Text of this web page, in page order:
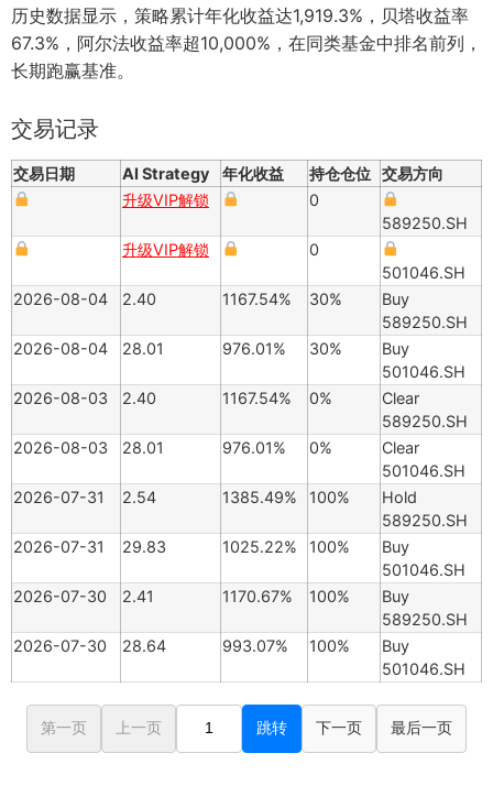
历史数据显示，策略累计年化收益达1,919.3%，贝塔收益率
67.3%，阿尔法收益率超10,000%，在同类基金中排名前列，
长期跑赢基准。
交易记录
交易日期 AI Strategy 年化收益 持仓仓位 交易方向
升级VIP解锁
0
589250.SH
升级VIP解锁
0
501046.SH
2026-08-04
2.40 1167.54% 30%
Buy
589250.SH
2026-08-04
28.01 976.01% 30%
Buy
501046.SH
2026-08-03
2.40 1167.54% 0%
Clear
589250.SH
2026-08-03
28.01 976.01% 0%
Clear
501046.SH
2026-07-31
2.54 1385.49% 100%
Hold
589250.SH
2026-07-31
29.83 1025.22% 100%
Buy
501046.SH
2026-07-30
2.41 1170.67% 100%
Buy
589250.SH
2026-07-30
28.64 993.07% 100%
Buy
501046.SH
第一页 上一页 跳转 下一页 最后一页